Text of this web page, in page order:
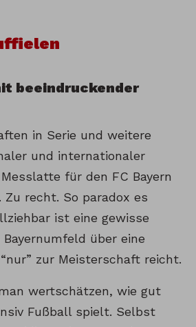
beeindruckender
in Serie und weitere
und internationaler
für den FC Bayern
Zu recht. So paradox es
ist eine gewisse
über eine
zur Meisterschaft reicht.
wertschätzen, wie gut
Fußball spielt. Selbst